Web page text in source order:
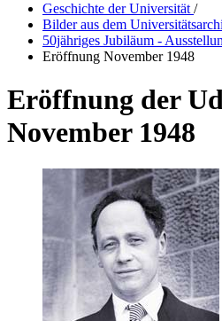
Geschichte der Universität /
Bilder aus dem
50jähriges Jubiläum -
Eröffnung November 1948
Eröffnung der
November 1948